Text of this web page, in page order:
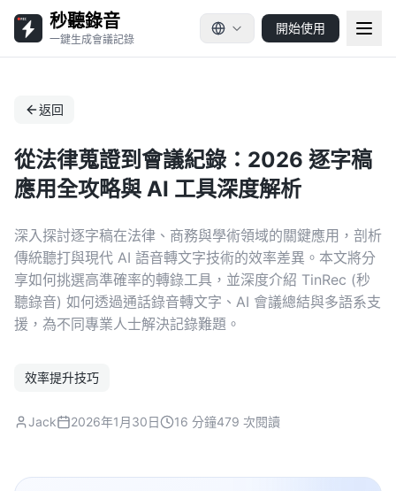
秒聽錄音
一鍵生成會議記錄
開始使用
返回
從法律蒐證到會議紀錄：2026 逐字稿
應用全攻略與 AI 工具深度解析
深入探討逐字稿在法律、商務與學術領域的關鍵應用，剖析
傳統聽打與現代 AI 語音轉文字技術的效率差異。本文將分
享如何挑選高準確率的轉錄工具，並深度介紹 TinRec (秒
聽錄音) 如何透過通話錄音轉文字、AI 會議總結與多語系支
援，為不同專業人士解決記錄難題。
效率提升技巧
Jack 2026年1月30日 16 分鐘479 次閱讀